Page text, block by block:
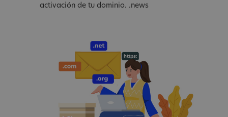
activación de tu dominio. .news